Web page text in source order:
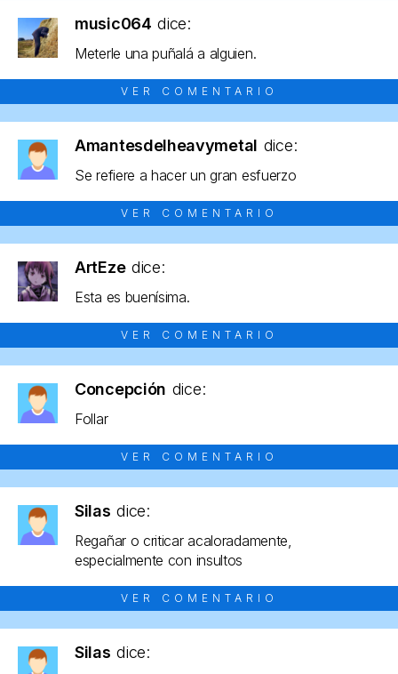
music064 dice:
Meterle una puñalá a alguien.
VER COMENTARIO
Amantesdelheavymetal dice:
Se refiere a hacer un gran esfuerzo
VER COMENTARIO
ArtEze dice:
Esta es buenísima.
VER COMENTARIO
Concepción dice:
Follar
VER COMENTARIO
Silas dice:
Regañar o criticar acaloradamente,
especialmente con insultos
VER COMENTARIO
Silas dice: